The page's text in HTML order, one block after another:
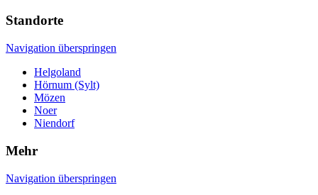
Standorte
Navigation überspringen
Helgoland
Hörnum (Sylt)
Mözen
Noer
Niendorf
Mehr
Navigation überspringen